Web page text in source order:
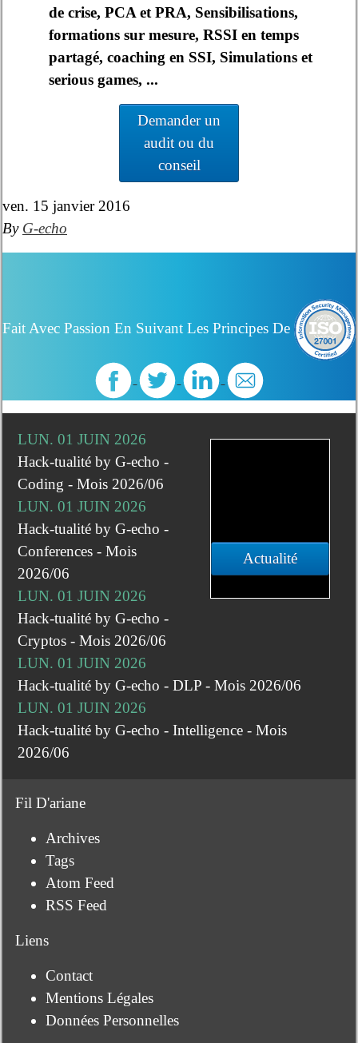
de crise, PCA et PRA, Sensibilisations,
formations sur mesure, RSSI en temps
partagé, coaching en SSI, Simulations et
serious games, ...
Demander un
audit ou du
conseil
ven. 15 janvier 2016
By G-echo
Fait Avec Passion En Suivant Les Principes De
Actualité
LUN. 01 JUIN 2026
Hack-tualité by G-echo -
Coding - Mois 2026/06
LUN. 01 JUIN 2026
Hack-tualité by G-echo -
Conferences - Mois
2026/06
LUN. 01 JUIN 2026
Hack-tualité by G-echo -
Cryptos - Mois 2026/06
LUN. 01 JUIN 2026
Hack-tualité by G-echo - DLP - Mois 2026/06
LUN. 01 JUIN 2026
Hack-tualité by G-echo - Intelligence - Mois
2026/06
Fil D'ariane
Archives
Tags
Atom Feed
RSS Feed
Liens
Contact
Mentions Légales
Données Personnelles